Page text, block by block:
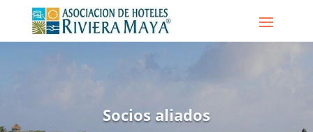
Socios aliados